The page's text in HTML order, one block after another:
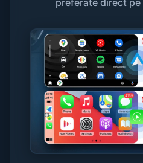
preferate direct